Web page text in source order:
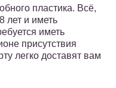
пластика. Всё,
лет и иметь
иметь
присутствия
легко доставят вам